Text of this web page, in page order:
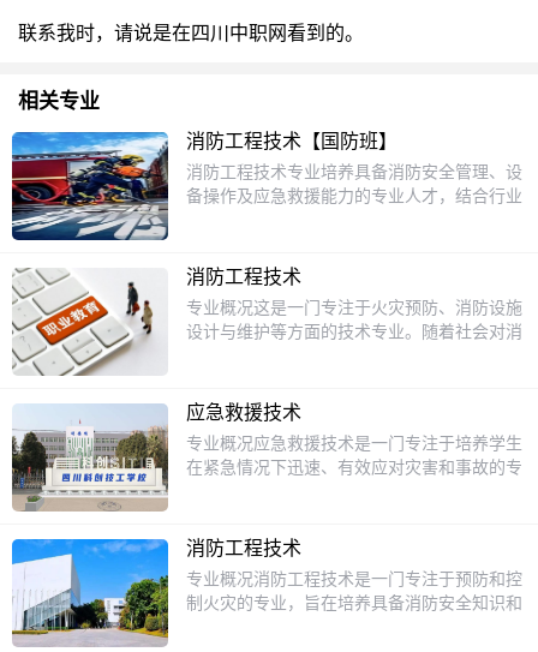
联系我时，请说是在四川中职网看到的。
相关专业
消防工程技术【国防班】
消防工程技术专业培养具备消防安全管理、设
备操作及应急救援能力的专业人才，结合行业
程领域，培养德技并重的技术人才，掌握火灾
科学理论、消防法规、设备操作及安全管理能
力，能胜任消防设施检测、维护、消防安全评
估及应急救援等工作。课程体系核心课程：消
概预算。实践技能：管道工实训、焊工操作、
消防系统安装与检测、危险品性能评估等，强
化实操能力。培养特色工学一体化：通过"认
征入伍。双证培养：学生可考取消防设施操作
员、注册消防工程师、施工员等职业资格证
书。就业保障校企合作：与中铁十二局、中国
消防工程技术
专业概况这是一门专注于火灾预防、消防设施
设计与维护等方面的技术专业。随着社会对消
化学等多学科知识，旨在培养能够熟练掌握消
防工程技术相关技能，为各类场所提供消防安
全保障的专业人才。课程设置在课程方面，会
学习基础的文化课程，像语文、数学、英语，
防设施，熟悉各类消防设施的构造与操作，比
如消火栓系统、自动喷水灭火系统等；消防法
规，清楚在消防工作中需要遵循的法律规定；
应急救援技术
专业概况应急救援技术是一门专注于培养学生
在紧急情况下迅速、有效应对灾害和事故的专
识的传授，更强调实践技能的培养，旨在为社
会输送具备快速反应能力和专业救援技能的高
素质人才。课程设置1.基础课程：包括急救知
识、灾害学基础、安全防护技术等，为学生打
消防工程技术
专业概况消防工程技术是一门专注于预防和控
制火灾的专业，旨在培养具备消防安全知识和